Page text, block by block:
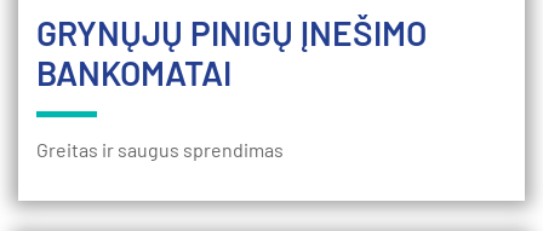
GRYNŲJŲ PINIGŲ ĮNEŠIMO
BANKOMATAI
Greitas ir saugus sprendimas